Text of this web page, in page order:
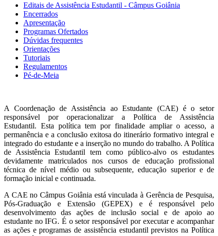
Editais de Assistência Estudantil - Câmpus Goiânia
Encerrados
Apresentação
Programas Ofertados
Dúvidas frequentes
Orientações
Tutoriais
Regulamentos
Pé-de-Meia
A Coordenação de Assistência ao Estudante (CAE) é o setor
responsável por operacionalizar a Política de Assistência
Estudantil. Esta política tem por finalidade ampliar o acesso, a
permanência e a conclusão exitosa do itinerário formativo integral e
integrado do estudante e a inserção no mundo do trabalho. A Política
de Assistência Estudantil tem como público-alvo os estudantes
devidamente matriculados nos cursos de educação profissional
técnica de nível médio ou subsequente, educação superior e de
formação inicial e continuada.
A CAE no Câmpus Goiânia está vinculada à Gerência de Pesquisa,
Pós-Graduação e Extensão (GEPEX) e é responsável pelo
desenvolvimento das ações de inclusão social e de apoio ao
estudante no IFG. É o setor responsável por executar e acompanhar
as ações e programas de assistência estudantil previstos na Política